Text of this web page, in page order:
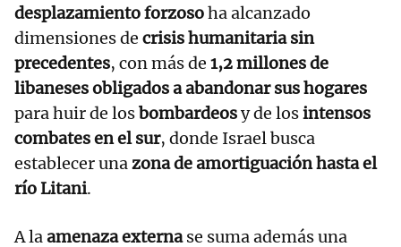
desplazamiento forzosoha alcanzado
dimensiones de crisis humanitaria sin
precedentes, con más de 1,2 millones de
libaneses obligados a abandonar sus hogares
para huir de losbombardeosy de losintensos
combates en el sur, donde Israel busca
establecer unazona de amortiguación hasta el
río Litani.
A laamenaza externase suma además una